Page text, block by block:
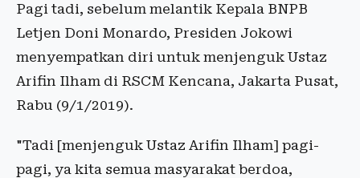
Pagi tadi, sebelum melantik Kepala BNPB
Letjen Doni Monardo, Presiden Jokowi
menyempatkan diri untuk menjenguk Ustaz
Arifin Ilham di RSCM Kencana, Jakarta Pusat,
Rabu (9/1/2019).
"Tadi [menjenguk Ustaz Arifin Ilham] pagi-
pagi, ya kita semua masyarakat berdoa,